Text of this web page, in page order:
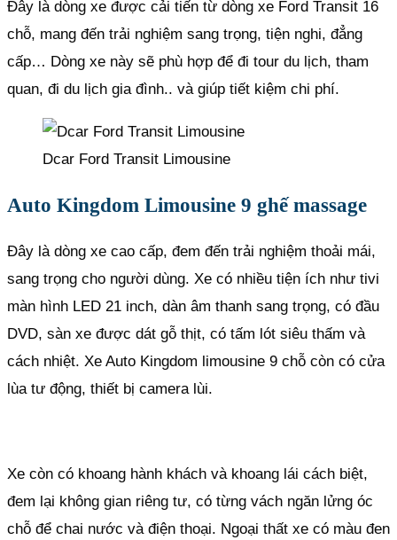
Đây là dòng xe được cải tiến từ dòng xe Ford Transit 16
chỗ, mang đến trải nghiệm sang trọng, tiện nghi, đẳng
cấp… Dòng xe này sẽ phù hợp để đi tour du lịch, tham
quan, đi du lịch gia đình.. và giúp tiết kiệm chi phí.
Dcar Ford Transit Limousine
Auto Kingdom Limousine 9 ghế massage
Đây là dòng xe cao cấp, đem đến trải nghiệm thoải mái,
sang trọng cho người dùng. Xe có nhiều tiện ích như tivi
màn hình LED 21 inch, dàn âm thanh sang trọng, có đầu
DVD, sàn xe được dát gỗ thịt, có tấm lót siêu thấm và
cách nhiệt. Xe Auto Kingdom limousine 9 chỗ còn có cửa
lùa tư động, thiết bị camera lùi.
Xe còn có khoang hành khách và khoang lái cách biệt,
đem lại không gian riêng tư, có từng vách ngăn lửng óc
chỗ để chai nước và điện thoại. Ngoại thất xe có màu đen